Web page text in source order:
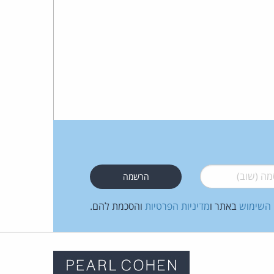
(שוב)*
השימוש באתר ומדיניות הפרטיות והסכמת להם.